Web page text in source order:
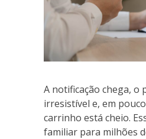
A notificação chega, o
irresistível e, em
carrinho está cheio.
familiar para milhões